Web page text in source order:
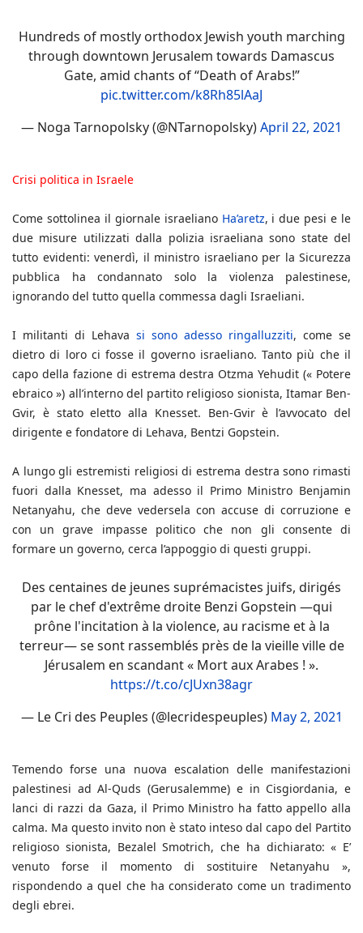
Hundreds of mostly orthodox Jewish youth marching
through downtown Jerusalem towards Damascus
Gate, amid chants of “Death of Arabs!”
pic.twitter.com/k8Rh85lAaJ
— Noga Tarnopolsky (@NTarnopolsky)April 22, 2021
Crisi politica in Israele
Come sottolinea il giornale israeliano Ha’aretz, i due pesi e le
due misure utilizzati dalla polizia israeliana sono state del
tutto evidenti: venerdì, il ministro israeliano per la Sicurezza
pubblica ha condannato solo la violenza palestinese,
ignorando del tutto quella commessa dagli Israeliani.
I militanti di Lehava si sono adesso ringalluzziti, come se
dietro di loro ci fosse il governo israeliano. Tanto più che il
capo della fazione di estrema destra Otzma Yehudit (« Potere
ebraico ») all’interno del partito religioso sionista, Itamar Ben-
Gvir, è stato eletto alla Knesset. Ben-Gvir è l’avvocato del
dirigente e fondatore di Lehava, Bentzi Gopstein.
A lungo gli estremisti religiosi di estrema destra sono rimasti
fuori dalla Knesset, ma adesso il Primo Ministro Benjamin
Netanyahu, che deve vedersela con accuse di corruzione e
con un grave impasse politico che non gli consente di
formare un governo, cerca l’appoggio di questi gruppi.
Des centaines de jeunes suprémacistes juifs, dirigés
par le chef d'extrême droite Benzi Gopstein —qui
prône l'incitation à la violence, au racisme et à la
terreur— se sont rassemblés près de la vieille ville de
Jérusalem en scandant « Mort aux Arabes ! ».
https://t.co/cJUxn38agr
— Le Cri des Peuples (@lecridespeuples) May 2, 2021
Temendo forse una nuova escalation delle manifestazioni
palestinesi ad Al-Quds (Gerusalemme) e in Cisgiordania, e
lanci di razzi da Gaza, il Primo Ministro ha fatto appello alla
calma. Ma questo invito non è stato inteso dal capo del Partito
religioso sionista, Bezalel Smotrich, che ha dichiarato: « E’
venuto forse il momento di sostituire Netanyahu »,
rispondendo a quel che ha considerato come un tradimento
degli ebrei.